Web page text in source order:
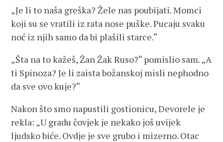
„Je li to naša greška? Žele nas poubijati. Momci
koji su se vratili iz rata nose puške. Pucaju svaku
noć iz njih samo da bi plašili starce.“
„Šta na to kažeš, Žan Žak Ruso?“ pomislio sam. „A
ti Spinoza? Je li zaista božanskoj misli nephodno
da sve ovo kuje?“
Nakon što smo napustili gostionicu, Devorele je
rekla: „U gradu čovjek je nekako još uvijek
ljudsko biće. Ovdje je sve grubo i mizerno. Otac